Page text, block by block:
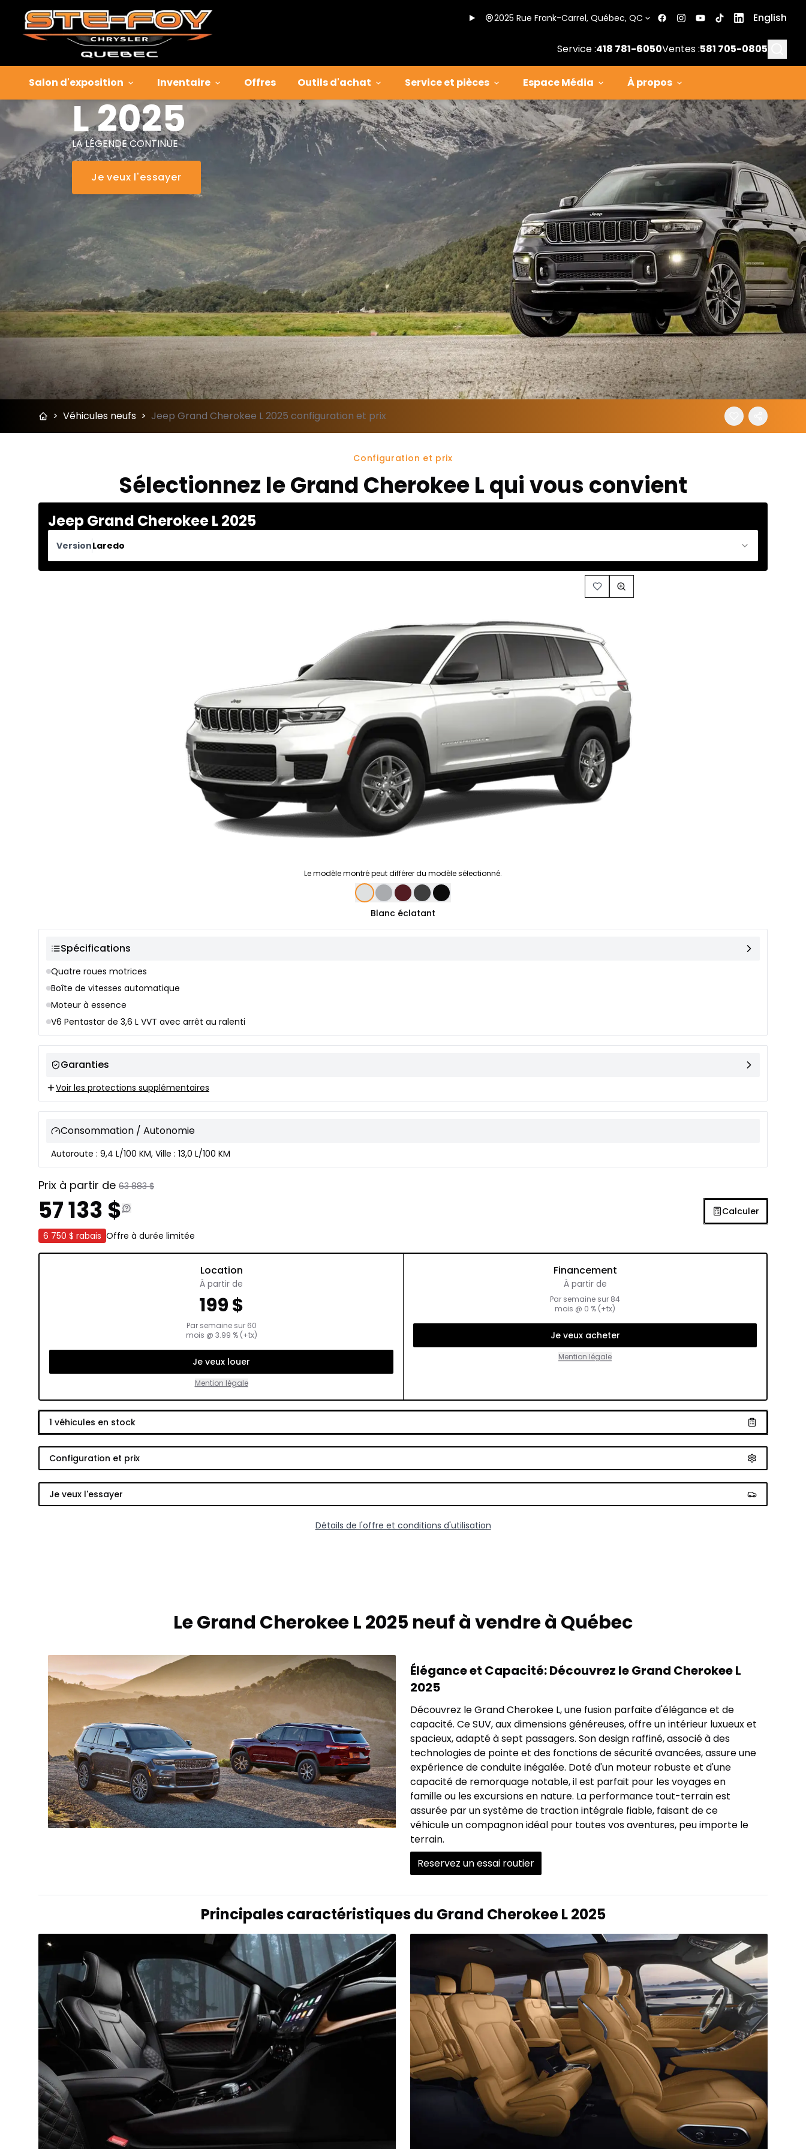
2025 Rue Frank-Carrel, Québec, QC English
Service :418 781-6050Ventes :581 705-0805
Salon d'exposition Inventaire Offres Outils d'achat Service et pièces Espace Média À propos
Jeep
Grand
Cherokee
L 2025
LA LÉGENDE CONTINUE
Je veux l'essayer
> Véhicules neufs > Jeep Grand Cherokee L 2025 configuration et prix
Configuration et prix
Sélectionnez le Grand Cherokee L qui vous convient
Jeep Grand Cherokee L 2025
VersionLaredo
Le modèle montré peut différer du modèle sélectionné.
Blanc éclatant
Spécifications
Quatre roues motrices
Boîte de vitesses automatique
Moteur à essence
V6 Pentastar de 3,6 L VVT avec arrêt au ralenti
Garanties
Voir les protections supplémentaires
Consommation / Autonomie
Autoroute : 9,4 L/100 KM, Ville : 13,0 L/100 KM
Prix à partir de 63 883$
57 133 $ Calculer
6 750 $ rabais Offre à durée limitée
Location
À partir de
199$
Par semaine sur 60
mois @ 3.99 % (+tx)
Je veux louer
Mention légale
Financement
À partir de
Par semaine sur 84
mois @ 0 % (+tx)
Je veux acheter
Mention légale
1 véhicules en stock
Configuration et prix
Je veux l'essayer
Détails de l'offre et conditions d'utilisation
Le Grand Cherokee L 2025 neuf à vendre à Québec
Élégance et Capacité: Découvrez le Grand Cherokee L
2025
Découvrez le Grand Cherokee L, une fusion parfaite d'élégance et de
capacité. Ce SUV, aux dimensions généreuses, offre un intérieur luxueux et
spacieux, adapté à sept passagers. Son design raffiné, associé à des
technologies de pointe et des fonctions de sécurité avancées, assure une
expérience de conduite inégalée. Doté d'un moteur robuste et d'une
capacité de remorquage notable, il est parfait pour les voyages en
famille ou les excursions en nature. La performance tout-terrain est
assurée par un système de traction intégrale fiable, faisant de ce
véhicule un compagnon idéal pour toutes vos aventures, peu importe le
terrain.
Reservez un essai routier
Principales caractéristiques du Grand Cherokee L 2025